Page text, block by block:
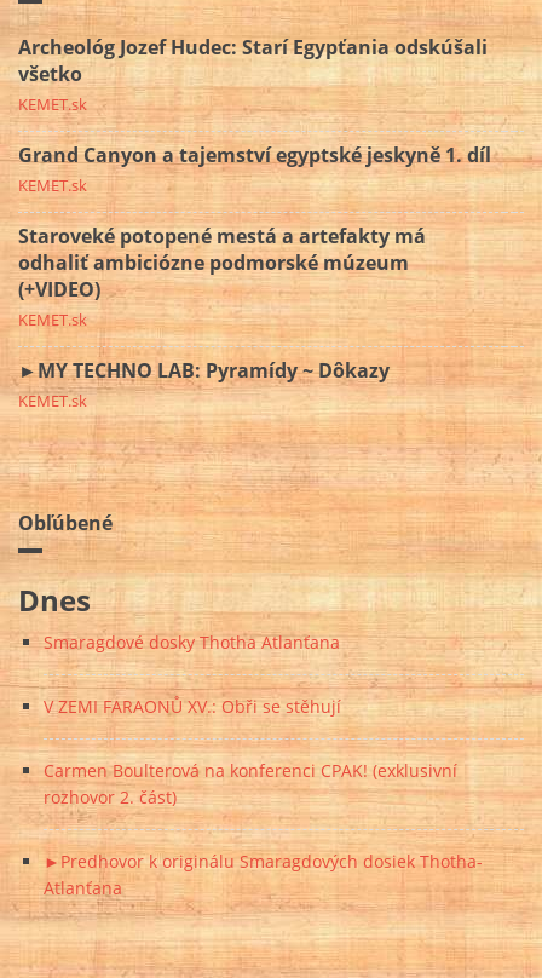
Archeológ Jozef Hudec: Starí Egypťania odskúšali
všetko
KEMET.sk
Grand Canyon a tajemství egyptské jeskyně 1. díl
KEMET.sk
Staroveké potopené mestá a artefakty má
odhaliť ambiciózne podmorské múzeum
(+VIDEO)
KEMET.sk
►MY TECHNO LAB: Pyramídy ~ Dôkazy
KEMET.sk
Obľúbené
Dnes
Smaragdové dosky Thotha Atlanťana
V ZEMI FARAONŮ XV.: Obři se stěhují
Carmen Boulterová na konferenci CPAK! (exklusivní
rozhovor 2. část)
►Predhovor k originálu Smaragdových dosiek Thotha-
Atlanťana